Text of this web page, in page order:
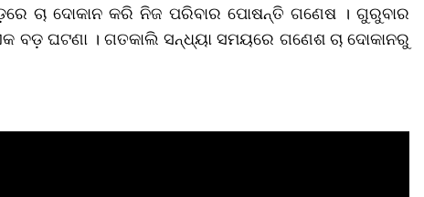
ଚା ଦୋକାନ କରି ନିଜ ପରିବାର ପୋଷନ୍ତି ଗଣେଷ । ଗୁରୁବାର
ବଡ଼ ଘଟଣା । ଗତକାଲି ସନ୍ଧ୍ୟା ସମୟରେ ଗଣେଶ ଚା ଦୋକାନରୁ